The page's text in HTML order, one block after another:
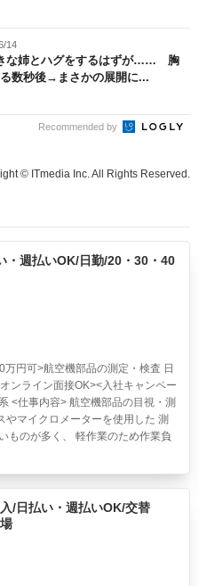
14
な姉とハグをするはずが…… 胸
数秒後→まさかの展開に...
Recommended by
© ITmedia Inc. All Rights Reserved.
・週払いOK/日勤/20・30・40
万円可>航空機部品の測定・検査 日
ンライン面接OK><入社キャンペー
<仕事内容> 航空機部品の目視・測
やマイクロメーターを使用した 測
ものが多く、 軽作業のため作業負
/日払い・週払いOK/交替